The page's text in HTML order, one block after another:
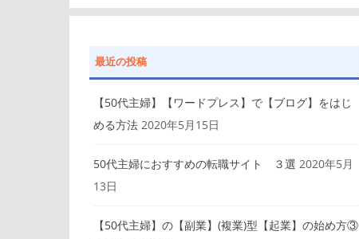
最近の投稿
【50代主婦】【ワードプレス】で【ブログ】をはじ
める方法 2020年5月15日
50代主婦におすすめの転職サイト ３選 2020年5月
13日
【50代主婦】の【副業】(複業)型【起業】の始め方③